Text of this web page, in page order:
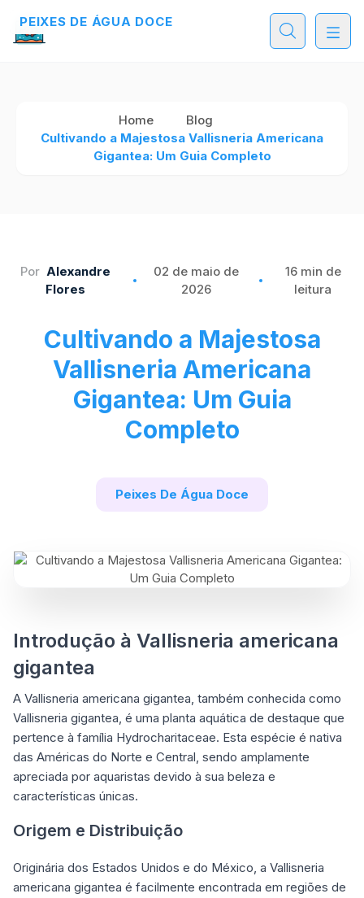
Home
Blog
Cultivando a Majestosa Vallisneria Americana
Gigantea: Um Guia Completo
Por Alexandre
Flores
02 de maio de
2026
16 min de
leitura
Cultivando a Majestosa
Vallisneria Americana
Gigantea: Um Guia
Completo
Peixes De Água Doce
Introdução à Vallisneria americana
gigantea
A Vallisneria americana gigantea, também conhecida como
Vallisneria gigantea, é uma planta aquática de destaque que
pertence à família Hydrocharitaceae. Esta espécie é nativa
das Américas do Norte e Central, sendo amplamente
apreciada por aquaristas devido à sua beleza e
características únicas.
Origem e Distribuição
Originária dos Estados Unidos e do México, a Vallisneria
americana gigantea é facilmente encontrada em regiões de
PEIXES DE ÁGUA DOCE